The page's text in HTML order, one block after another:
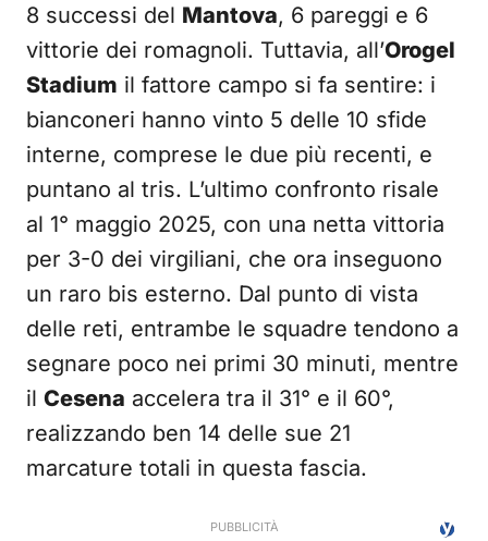
8 successi del Mantova, 6 pareggi e 6
vittorie dei romagnoli. Tuttavia, all’Orogel
Stadium il fattore campo si fa sentire: i
bianconeri hanno vinto 5 delle 10 sfide
interne, comprese le due più recenti, e
puntano al tris. L’ultimo confronto risale
al 1° maggio 2025, con una netta vittoria
per 3-0 dei virgiliani, che ora inseguono
un raro bis esterno. Dal punto di vista
delle reti, entrambe le squadre tendono a
segnare poco nei primi 30 minuti, mentre
il Cesena accelera tra il 31° e il 60°,
realizzando ben 14 delle sue 21
marcature totali in questa fascia.